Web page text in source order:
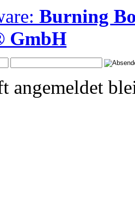
Burning
GmbH
angemeldet